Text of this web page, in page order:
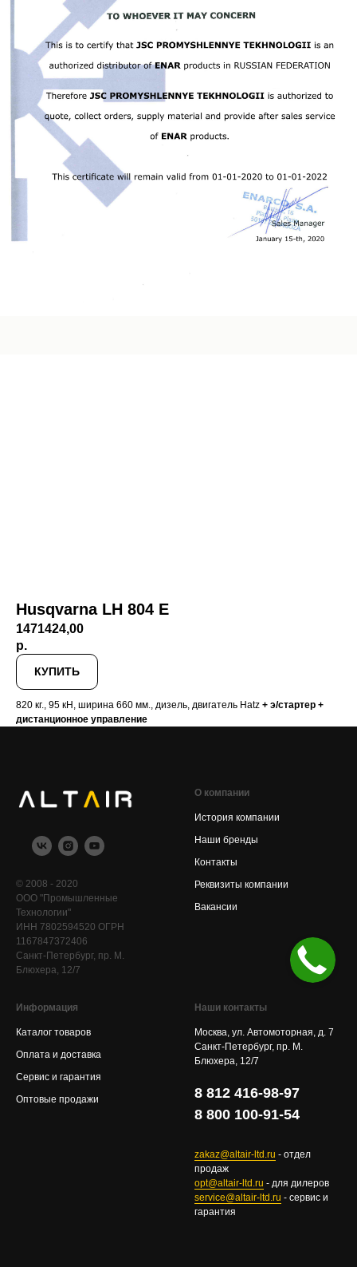
Husqvarna LH 804 E
1471424,00
р.
КУПИТЬ
820 кг., 95 кН, ширина 660 мм., дизель, двигатель Hatz + э/стартер +
дистанционное управление
© 2008 - 2020
ООО "Промышленные
Технологии"
ИНН 7802594520 ОГРН
1167847372406
Санкт-Петербург, пр. М.
Блюхера, 12/7
О компании
История компании
Наши бренды
Контакты
Реквизиты компании
Вакансии
Информация
Каталог товаров
Оплата и доставка
Сервис и гарантия
Оптовые продажи
Наши контакты
Москва, ул. Автомоторная, д. 7
Санкт-Петербург, пр. М.
Блюхера, 12/7
8 812 416-98-97
8 800 100-91-54
zakaz@altair-ltd.ru - отдел
продаж
opt@altair-ltd.ru - для дилеров
service@altair-ltd.ru - сервис и
гарантия